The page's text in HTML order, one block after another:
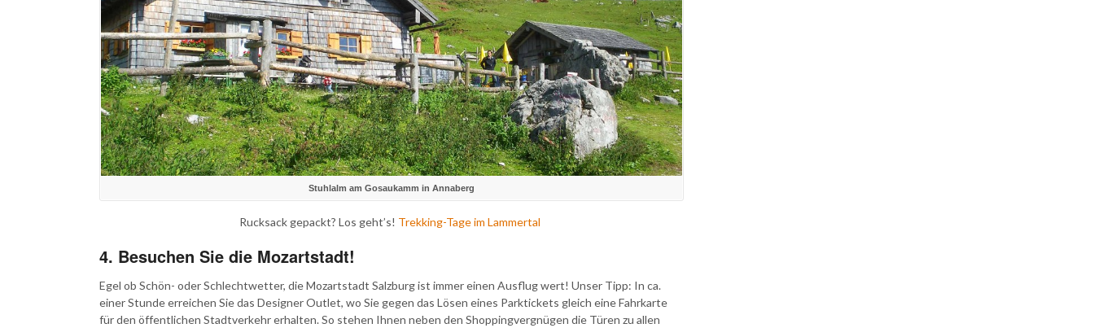
Stuhlalm am Gosaukamm in Annaberg
Rucksack gepackt? Los geht’s! Trekking-Tage im Lammertal
4. Besuchen Sie die Mozartstadt!
Egel ob Schön- oder Schlechtwetter, die Mozartstadt Salzburg ist immer einen Ausflug wert! Unser Tipp: In ca.
einer Stunde erreichen Sie das Designer Outlet, wo Sie gegen das Lösen eines Parktickets gleich eine Fahrkarte
für den öffentlichen Stadtverkehr erhalten. So stehen Ihnen neben den Shoppingvergnügen die Türen zu allen